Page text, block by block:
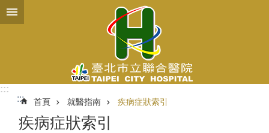
跳到主要內容區塊
:::
:::
首頁 就醫指南 疾病症狀索引
疾病症狀索引